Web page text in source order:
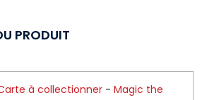
PRODUIT
à collectionner - Magic the